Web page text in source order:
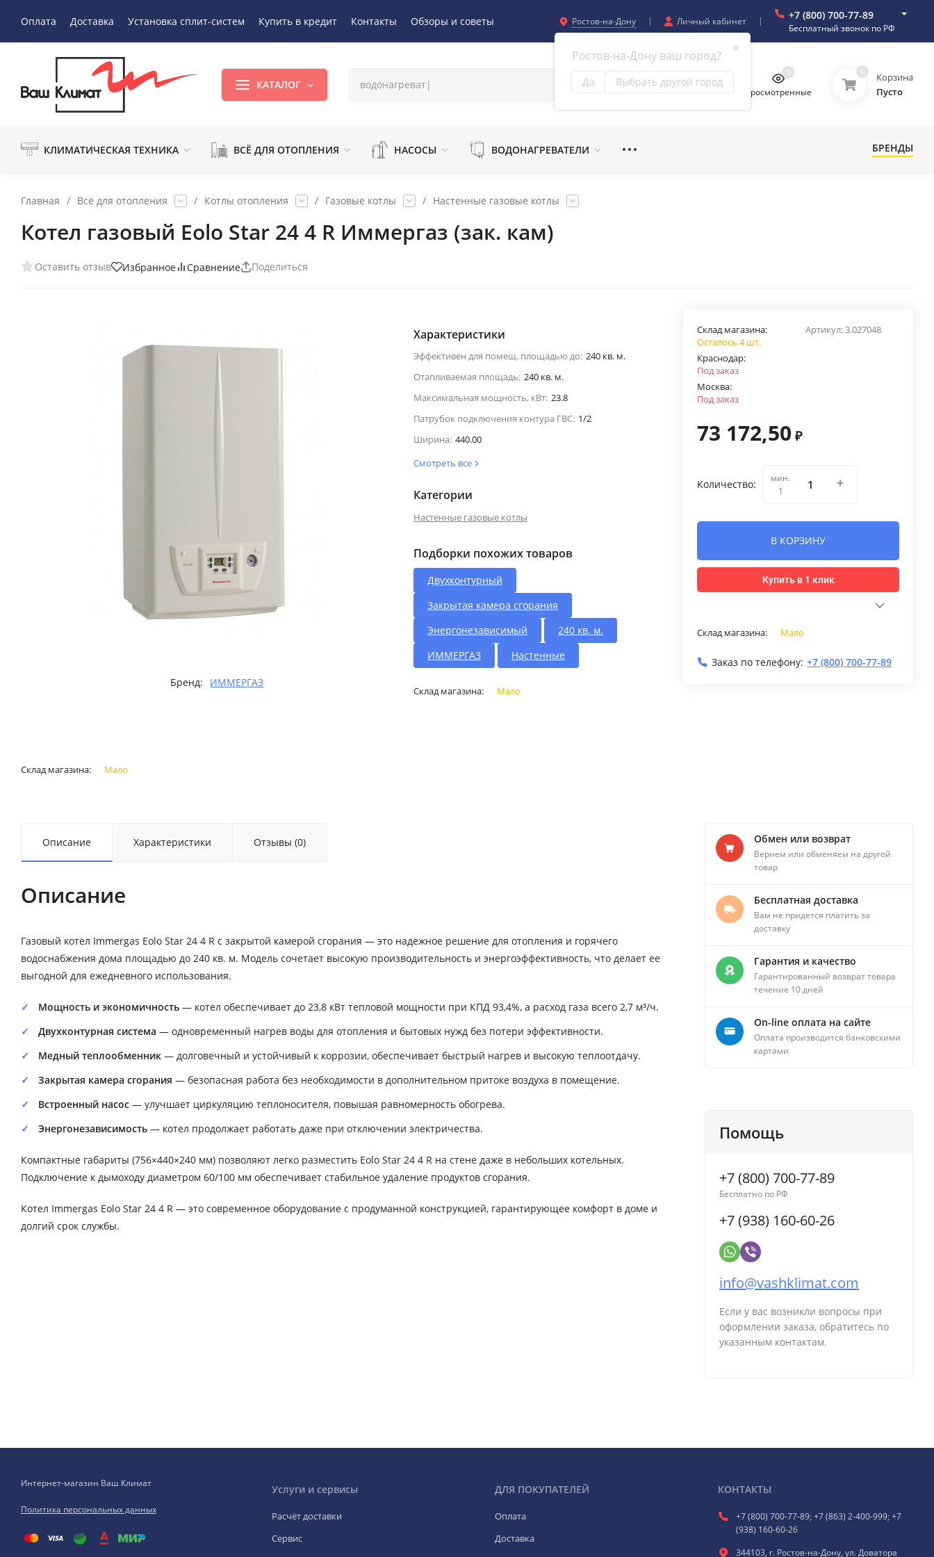
Оплата Доставка Установка сплит-систем Купить в кредит Контакты Обзоры и советы Ростов-на-Дону
✖
Ростов-на-Дону ваш город?
Да Выбрать другой город
Личный кабинет +7 (800) 700-77-89
Бесплатный звонок по РФ
КАТАЛОГ
Просмотренные
0 0
Корзина
Пусто
КЛИМАТИЧЕСКАЯ ТЕХНИКА ВСЁ ДЛЯ ОТОПЛЕНИЯ НАСОСЫ ВОДОНАГРЕВАТЕЛИ БРЕНДЫ
Главная / Всё для отопления / Котлы отопления / Газовые котлы / Настенные газовые котлы
Котел газовый Eolo Star 24 4 R Иммергаз (зак. кам)
Оставить отзыв Избранное Сравнение Поделиться
Бренд: ИММЕРГАЗ
Характеристики
Эффективен для помещ. площадью до: 240 кв. м.
Отапливаемая площадь: 240 кв. м.
Максимальная мощность, кВт: 23.8
Патрубок подключения контура ГВС: 1/2
Ширина: 440.00
Смотреть все
Категории
Настенные газовые котлы
Подборки похожих товаров
Двухконтурный
Закрытая камера сгорания
Энергонезависимый
240 кв. м.
ИММЕРГАЗ
Настенные
Склад магазина: Мало
Артикул:3.027048
Склад магазина:
Осталось 4 шт.
Краснодар:
Под заказ
Москва:
Под заказ
73 172,50 ₽
Количество:
мин.
1
В КОРЗИНУ
Купить в 1 клик
Склад магазина: Мало
Заказ по телефону: +7 (800) 700-77-89
Склад магазина: Мало
Описание Характеристики Отзывы (0)
Описание
Газовый котел Immergas Eolo Star 24 4 R с закрытой камерой сгорания — это надежное решение для отопления и горячего
водоснабжения дома площадью до 240 кв. м. Модель сочетает высокую производительность и энергоэффективность, что делает ее
выгодной для ежедневного использования.
Мощность и экономичность — котел обеспечивает до 23,8 кВт тепловой мощности при КПД 93,4%, а расход газа всего 2,7 м³/ч.
Двухконтурная система — одновременный нагрев воды для отопления и бытовых нужд без потери эффективности.
Медный теплообменник — долговечный и устойчивый к коррозии, обеспечивает быстрый нагрев и высокую теплоотдачу.
Закрытая камера сгорания — безопасная работа без необходимости в дополнительном притоке воздуха в помещение.
Встроенный насос — улучшает циркуляцию теплоносителя, повышая равномерность обогрева.
Энергонезависимость — котел продолжает работать даже при отключении электричества.
Компактные габариты (756×440×240 мм) позволяют легко разместить Eolo Star 24 4 R на стене даже в небольших котельных.
Подключение к дымоходу диаметром 60/100 мм обеспечивает стабильное удаление продуктов сгорания.
Котел Immergas Eolo Star 24 4 R — это современное оборудование с продуманной конструкцией, гарантирующее комфорт в доме и
долгий срок службы.
Обмен или возврат
Вернем или обменяем на другой
товар
Бесплатная доставка
Вам не придется платить за
доставку
Гарантия и качество
Гарантированный возврат товара
течение 10 дней
On-line оплата на сайте
Оплата производится банковскими
картами
Помощь
+7 (800) 700-77-89
Бесплатно по РФ
+7 (938) 160-60-26
info@vashklimat.com
Если у вас возникли вопросы при
оформлении заказа, обратитесь по
указанным контактам.
Интернет-магазин Ваш Климат
Политика персональных данных
Услуги и сервисы
Расчёт доставки
Сервис
ДЛЯ ПОКУПАТЕЛЕЙ
Оплата
Доставка
КОНТАКТЫ
+7 (800) 700-77-89; +7 (863) 2-400-999; +7
(938) 160-60-26
344103, г. Ростов-на-Дону, ул. Доватора